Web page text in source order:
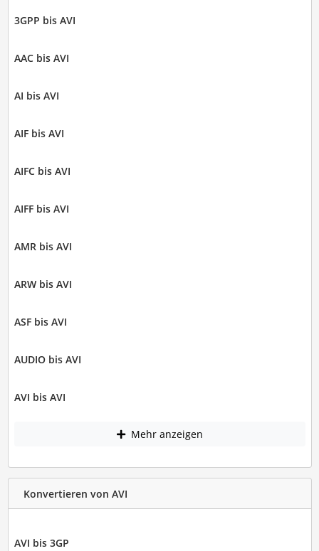
3GPP bis AVI
AAC bis AVI
AI bis AVI
AIF bis AVI
AIFC bis AVI
AIFF bis AVI
AMR bis AVI
ARW bis AVI
ASF bis AVI
AUDIO bis AVI
AVI bis AVI
Mehr anzeigen
Konvertieren von AVI
AVI bis 3GP